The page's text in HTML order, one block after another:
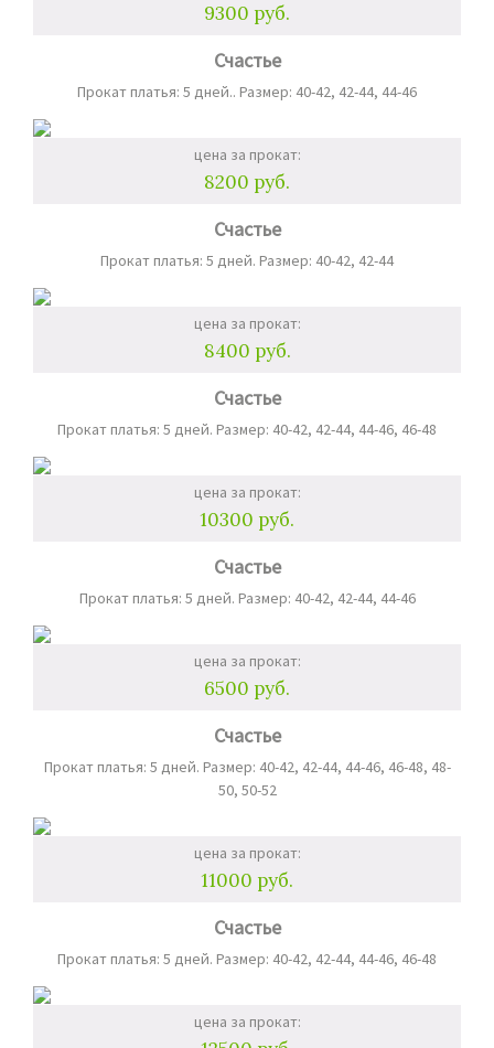
9300 руб.
Счастье
Прокат платья: 5 дней.. Размер: 40-42, 42-44, 44-46
цена за прокат:
8200 руб.
Счастье
Прокат платья: 5 дней. Размер: 40-42, 42-44
цена за прокат:
8400 руб.
Счастье
Прокат платья: 5 дней. Размер: 40-42, 42-44, 44-46, 46-48
цена за прокат:
10300 руб.
Счастье
Прокат платья: 5 дней. Размер: 40-42, 42-44, 44-46
цена за прокат:
6500 руб.
Счастье
Прокат платья: 5 дней. Размер: 40-42, 42-44, 44-46, 46-48, 48-
50, 50-52
цена за прокат:
11000 руб.
Счастье
Прокат платья: 5 дней. Размер: 40-42, 42-44, 44-46, 46-48
цена за прокат: